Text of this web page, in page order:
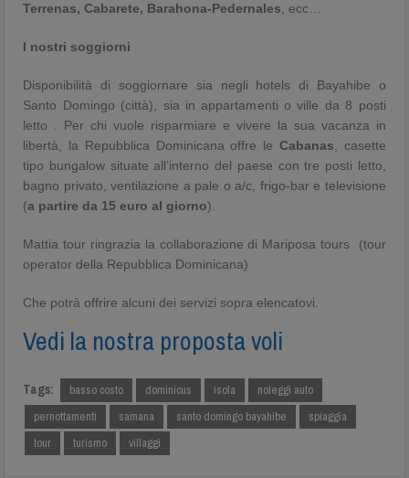
Terrenas, Cabarete, Barahona-Pedernales , ecc…
I nostri soggiorni
Disponibilità di soggiornare sia negli hotels di Bayahibe o
Santo Domingo (città), sia in appartamenti o ville da 8 posti
letto . Per chi vuole risparmiare e vivere la sua vacanza in
libertà, la Repubblica Dominicana offre le Cabanas , casette
tipo bungalow situate all’interno del paese con tre posti letto,
bagno privato, ventilazione a pale o a/c, frigo-bar e televisione
(a partire da 15 euro al giorno).
Mattia tour ringrazia la collaborazione di Mariposa tours (tour
operator della Repubblica Dominicana)
Che potrà offrire alcuni dei servizi sopra elencatovi.
Vedi la nostra proposta voli
Tags: basso costo dominicus isola
noleggi auto
pernottamenti
samana santo domingo bayahibe
spiaggia
tour
turismo villaggi